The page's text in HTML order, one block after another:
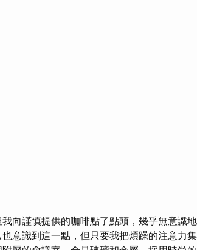
向謹慎提供的咖啡點了點頭，幾乎無意識
意識到這一點，但只要我把煩躁的注意力